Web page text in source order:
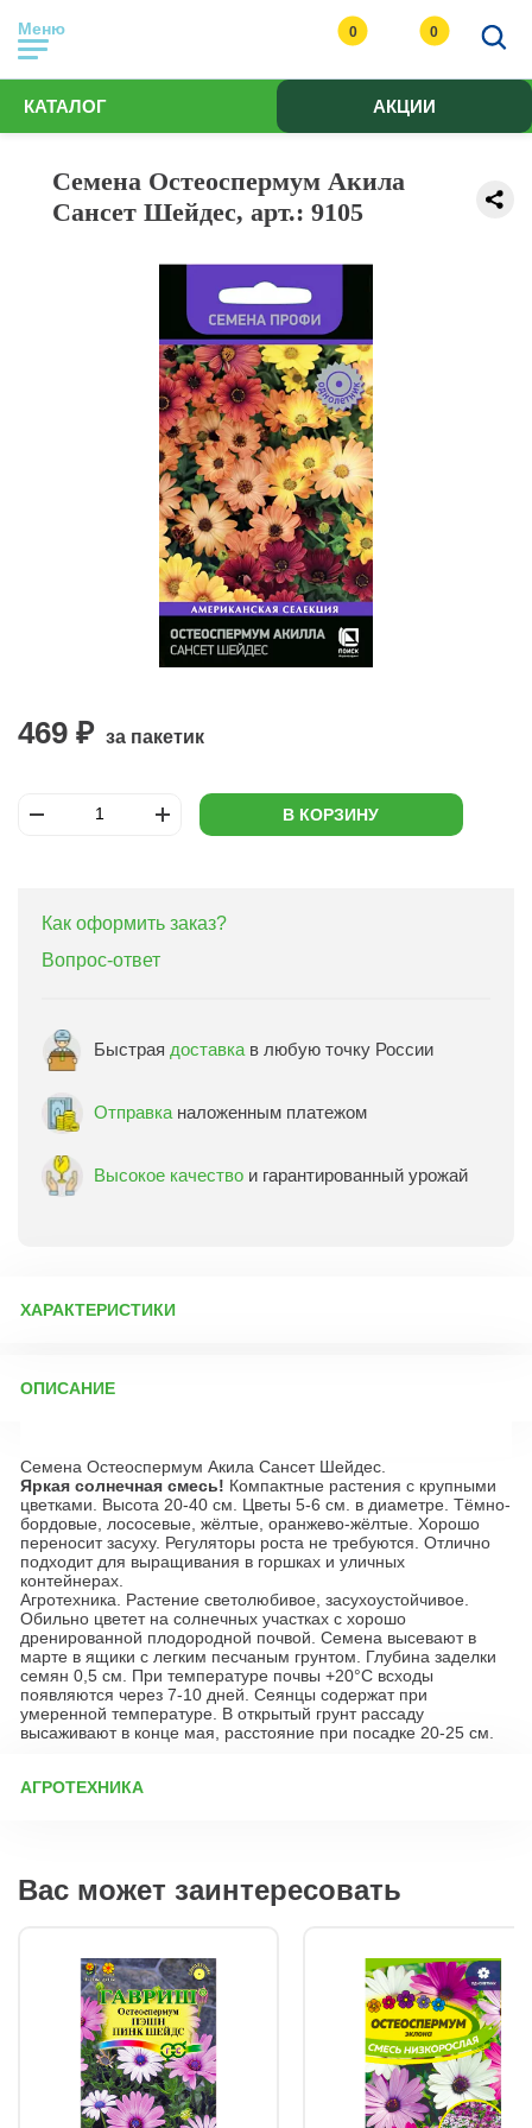
Меню 0 0
КАТАЛОГ АКЦИИ
Семена Остеоспермум Акила
Сансет Шейдес, арт.: 9105
469 ₽ за пакетик
В КОРЗИНУ
Как оформить заказ?
Вопрос-ответ
Быстрая доставка в любую точку России
Отправка наложенным платежом
Высокое качество и гарантированный урожай
ХАРАКТЕРИСТИКИ
Бренд товара:
Срок отправки:ежедневно
ОПИСАНИЕ
Семена Остеоспермум Акила Сансет Шейдес.
Яркая солнечная смесь! Компактные растения с крупными
цветками. Высота 20-40 см. Цветы 5-6 см. в диаметре. Тёмно-
бордовые, лососевые, жёлтые, оранжево-жёлтые. Хорошо
переносит засуху. Регуляторы роста не требуются. Отлично
подходит для выращивания в горшках и уличных
контейнерах.
Агротехника. Растение светолюбивое, засухоустойчивое.
Обильно цветет на солнечных участках с хорошо
дренированной плодородной почвой. Семена высевают в
марте в ящики с легким песчаным грунтом. Глубина заделки
семян 0,5 см. При температуре почвы +20°C всходы
появляются через 7-10 дней. Сеянцы содержат при
умеренной температуре. В открытый грунт рассаду
высаживают в конце мая, расстояние при посадке 20-25 см.
АГРОТЕХНИКА
обильным. Полив Поливайте умеренно, давая почве
просохнуть между поливами. Переувлажнение может вызвать
Оптимальный вариант — слабокислая или нейтральная почва,
а щелочную следует исключить. Подкормка Для активного
цветения вносите комплексные удобрения каждые 2–3
недели, но в половинной дозировке от рекомендуемой нормы.
Обрезка Летом рекомендуется несколько раз за сезон
подрезать побеги и прищипывать верхушки. Это стимулирует
рост более густых и компактных кустиков.
Вас может заинтересовать